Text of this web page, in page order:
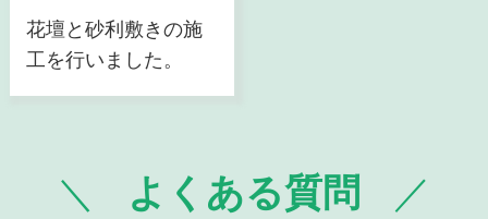
花壇と砂利敷きの施
工を行いました。
よくある質問